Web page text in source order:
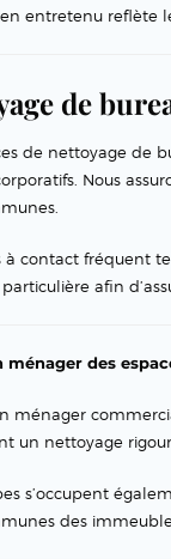
entretenu reflète
de
de nettoyage de
Nous
à contact fréquent
afin
ménager des
ménager
un nettoyage
s’occupent
des